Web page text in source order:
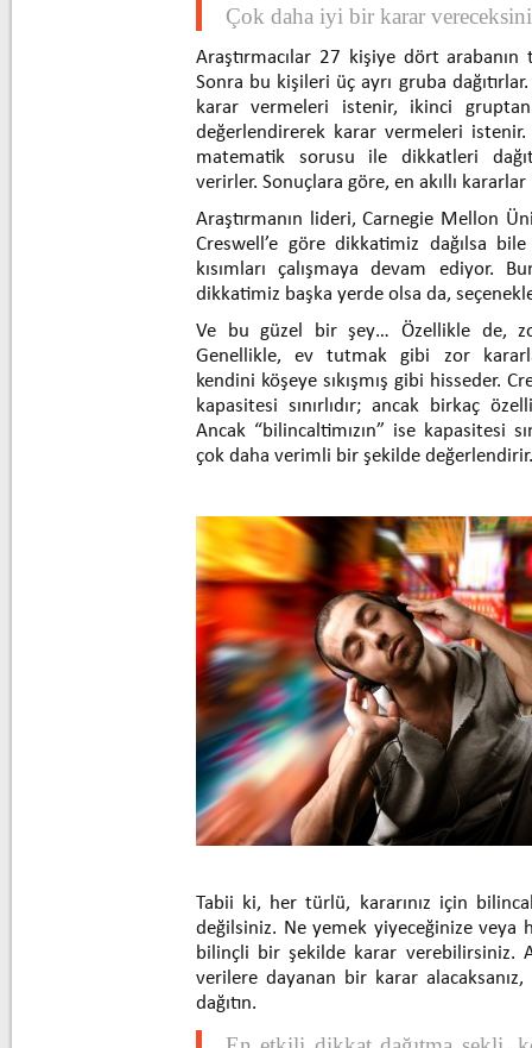
Çok daha iyi bir karar
Araştırmacılar 27 kişiye dört
Sonra bu kişileri üç ayrı gruba
karar vermeleri istenir, ikinci
değerlendirerek karar vermeleri
matematik sorusu ile dikkatleri
verirler. Sonuçlara göre, en akıllı
Araştırmanın lideri, Carnegie Mellon
Creswell’e göre dikkatimiz dağılsa
kısımları çalışmaya devam ediyor.
dikkatimiz başka yerde olsa da,
Ve bu güzel bir şey… Özellikle de,
Genellikle, ev tutmak gibi zor
kendini köşeye sıkışmış gibi hisseder.
kapasitesi sınırlıdır; ancak birkaç
Ancak “bilincaltimızın” ise kapasitesi
çok daha verimli bir şekilde değerlendirir.
Tabii ki, her türlü, kararınız için
değilsiniz. Ne yemek yiyeceğinize veya
bilinçli bir şekilde karar verebilirsiniz.
verilere dayanan bir karar alacaksanız,
dağıtın.